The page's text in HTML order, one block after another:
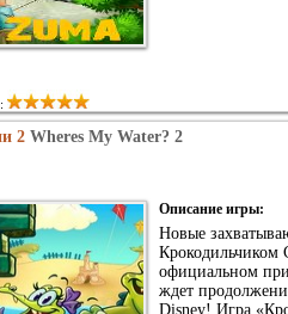
2 Wheres My Water? 2
Описание игры:
Новые
Крокодильчиком
официальном
ждет
Disney! Игра